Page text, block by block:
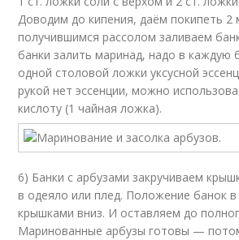
Доводим до кипения, даём покипеть 2
получившимся рассолом заливаем
банки залить маринад, надо в каждую
одной столовой ложки уксусной
рукой нет эссенции, можно
кислоту (1 чайная ложка).
6) Банки с арбузами закручиваем
в одеяло или плед. Положение банок
крышками вниз. И оставляем до
Маринованные арбузы готовы —